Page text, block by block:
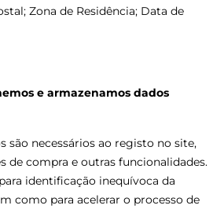
Zona de Residência; Data de
e armazenamos dados
são necessários ao registo no site,
de compra e outras funcionalidades.
identificação inequívoca da
como para acelerar o processo de